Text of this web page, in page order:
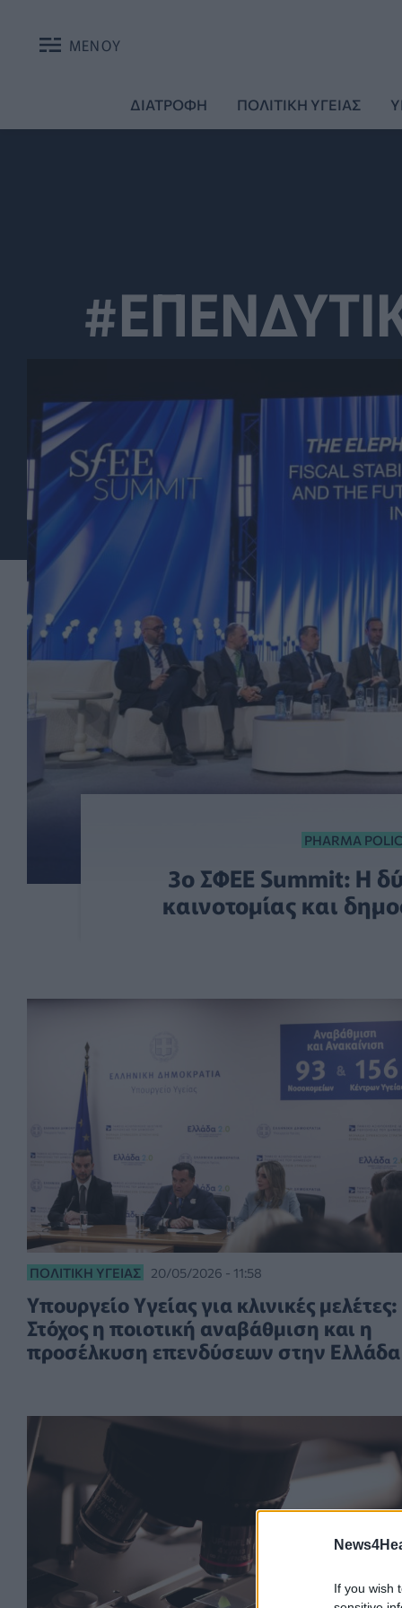
If you wish
ΜΕΝΟΥ
ΔΙΑΤΡΟΦΗ ΠΟΛΙΤΙΚΗ ΥΓΕΙΑΣ
PHARMA
3ο ΣΦΕΕ Summit: Η
καινοτομίας και
ΠΟΛΙΤΙΚΉ ΥΓΕΊΑΣ 20/05/2026 - 11:58
Υπουργείο Υγείας για κλινικές μελέτες:
Στόχος η ποιοτική αναβάθμιση και η
προσέλκυση επενδύσεων στην Ελλάδα